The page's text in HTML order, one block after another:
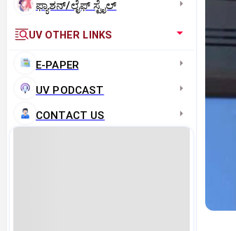
ಫ್ಯಾಶನ್/ಲೈಫ್‌ ಸ್ಟೈಲ್
UV OTHER LINKS
E-PAPER
UV PODCAST
CONTACT US